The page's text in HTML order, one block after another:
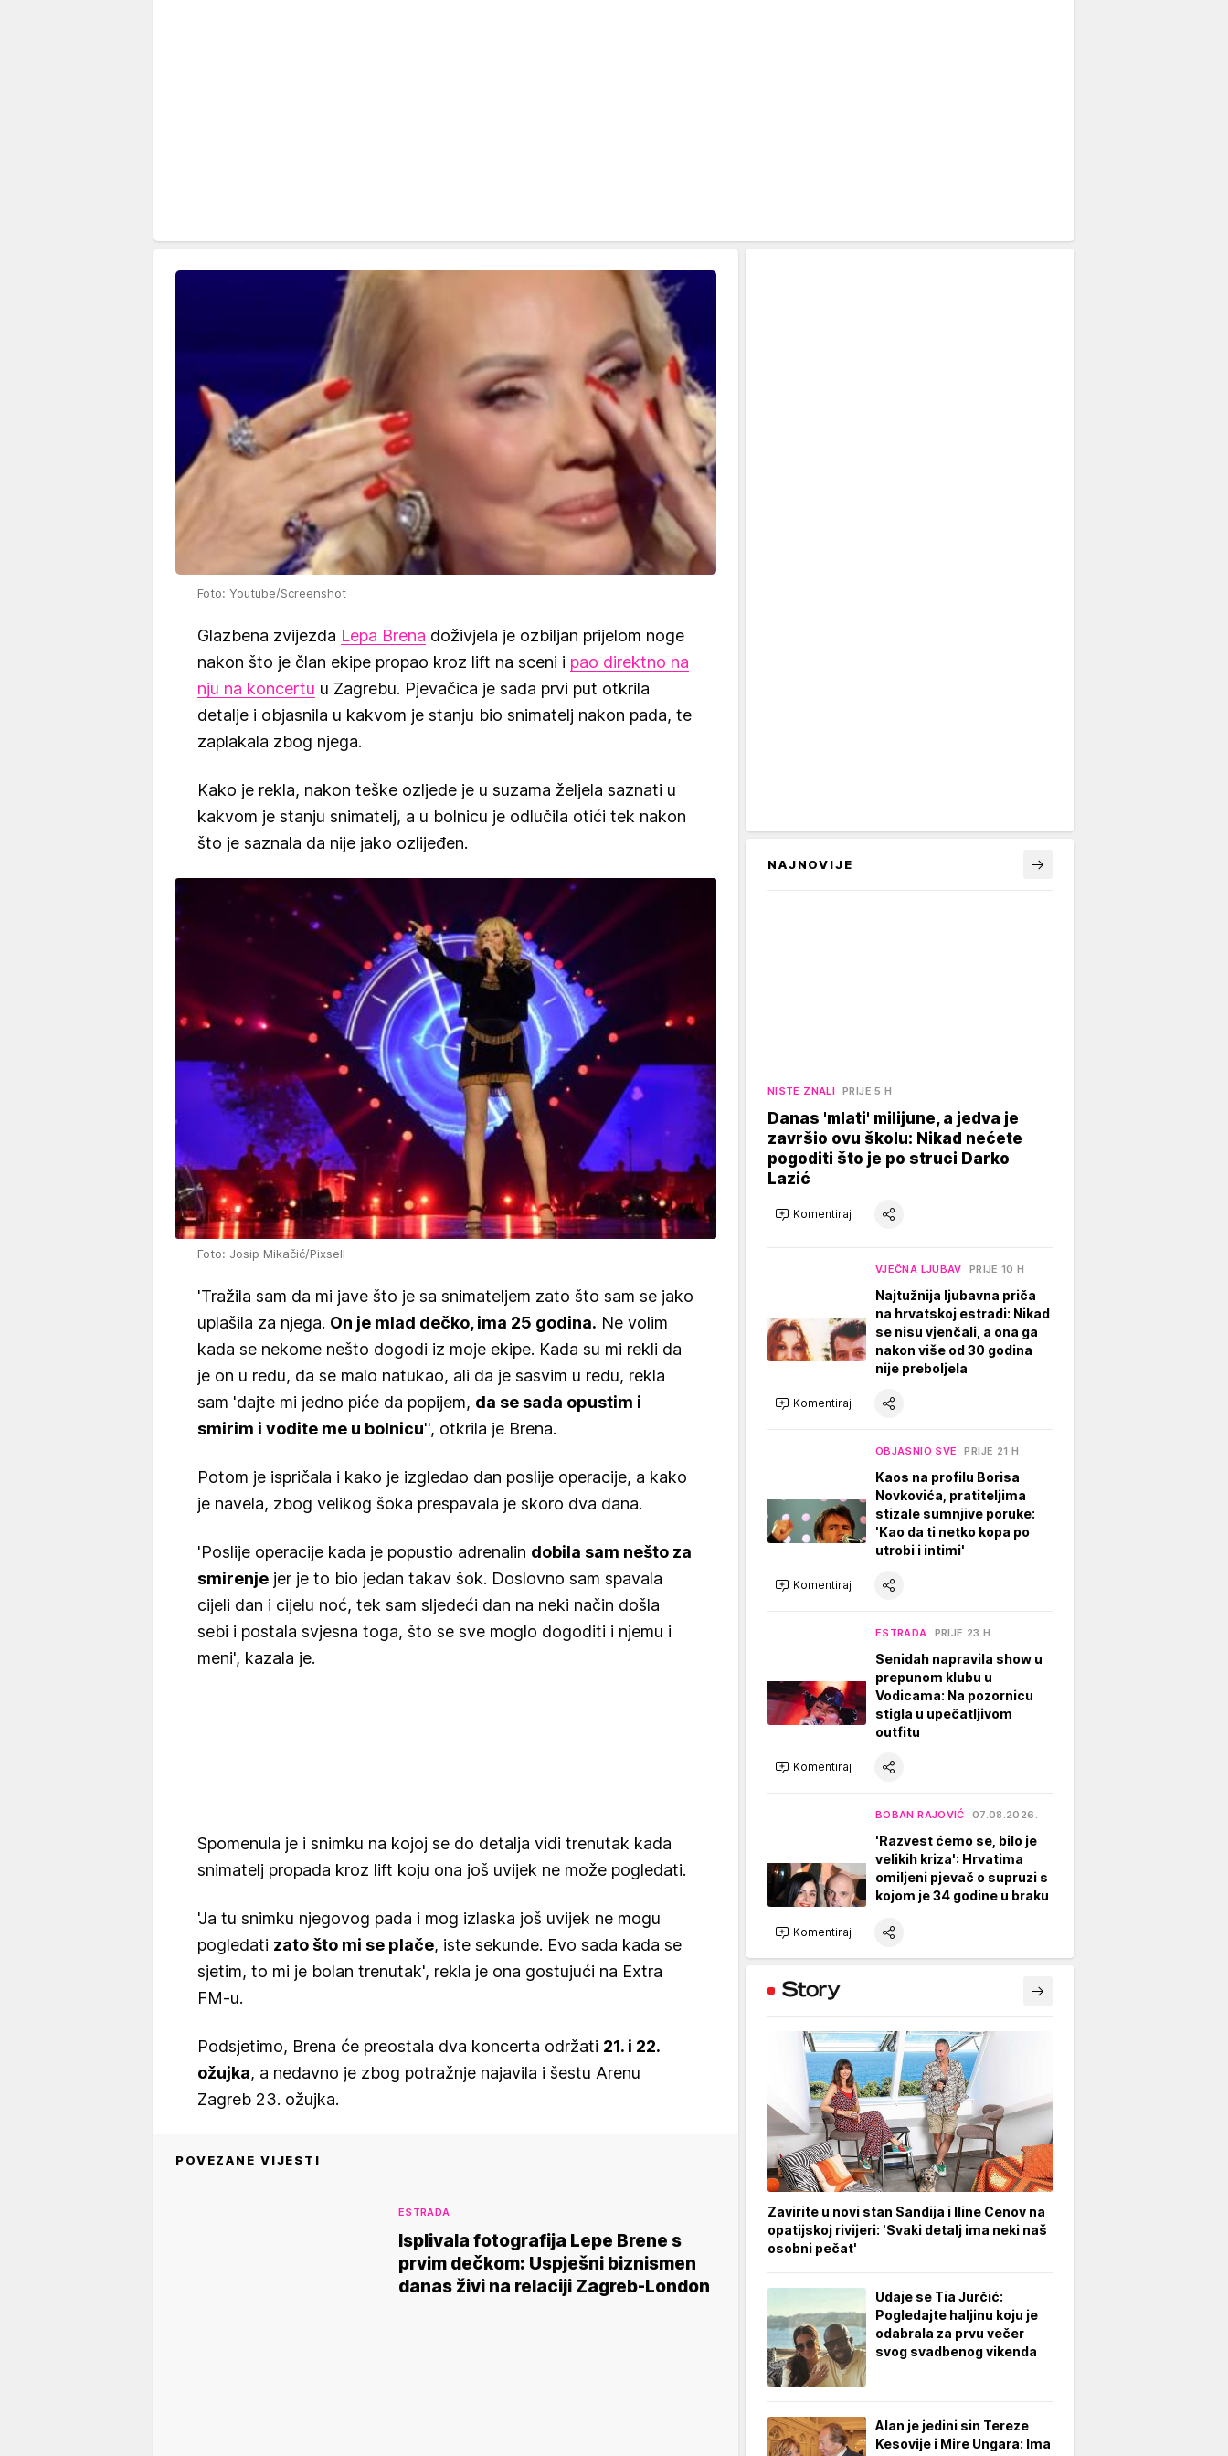
Foto: Youtube/Screenshot
Glazbena zvijezda Lepa Brena doživjela je ozbiljan prijelom noge
nakon što je član ekipe propao kroz lift na sceni i pao direktno na
nju na koncertu u Zagrebu. Pjevačica je sada prvi put otkrila
detalje i objasnila u kakvom je stanju bio snimatelj nakon pada, te
zaplakala zbog njega.
Kako je rekla, nakon teške ozljede je u suzama željela saznati u
kakvom je stanju snimatelj, a u bolnicu je odlučila otići tek nakon
što je saznala da nije jako ozlijeđen.
Foto: Josip Mikačić/Pixsell
'Tražila sam da mi jave što je sa snimateljem zato što sam se jako
uplašila za njega. On je mlad dečko, ima 25 godina. Ne volim
kada se nekome nešto dogodi iz moje ekipe. Kada su mi rekli da
je on u redu, da se malo natukao, ali da je sasvim u redu, rekla
sam 'dajte mi jedno piće da popijem, da se sada opustim i
smirim i vodite me u bolnicu'', otkrila je Brena.
Potom je ispričala i kako je izgledao dan poslije operacije, a kako
je navela, zbog velikog šoka prespavala je skoro dva dana.
'Poslije operacije kada je popustio adrenalin dobila sam nešto za
smirenje jer je to bio jedan takav šok. Doslovno sam spavala
cijeli dan i cijelu noć, tek sam sljedeći dan na neki način došla
sebi i postala svjesna toga, što se sve moglo dogoditi i njemu i
meni', kazala je.
Spomenula je i snimku na kojoj se do detalja vidi trenutak kada
snimatelj propada kroz lift koju ona još uvijek ne može pogledati.
'Ja tu snimku njegovog pada i mog izlaska još uvijek ne mogu
pogledati zato što mi se plače, iste sekunde. Evo sada kada se
sjetim, to mi je bolan trenutak', rekla je ona gostujući na Extra
FM-u.
Podsjetimo, Brena će preostala dva koncerta održati 21. i 22.
ožujka, a nedavno je zbog potražnje najavila i šestu Arenu
Zagreb 23. ožujka.
POVEZANE VIJESTI
ESTRADA
Isplivala fotografija Lepe Brene s
prvim dečkom: Uspješni biznismen
danas živi na relaciji Zagreb-London
NAJNOVIJE
NISTE ZNALI PRIJE 5 H
Danas 'mlati' milijune, a jedva je
završio ovu školu: Nikad nećete
pogoditi što je po struci Darko
Lazić
Komentiraj
VJEČNA LJUBAV PRIJE 10 H
Najtužnija ljubavna priča
na hrvatskoj estradi: Nikad
se nisu vjenčali, a ona ga
nakon više od 30 godina
nije preboljela
Komentiraj
OBJASNIO SVE PRIJE 21 H
Kaos na profilu Borisa
Novkovića, pratiteljima
stizale sumnjive poruke:
'Kao da ti netko kopa po
utrobi i intimi'
Komentiraj
ESTRADA PRIJE 23 H
Senidah napravila show u
prepunom klubu u
Vodicama: Na pozornicu
stigla u upečatljivom
outfitu
Komentiraj
BOBAN RAJOVIĆ 07.08.2026.
'Razvest ćemo se, bilo je
velikih kriza': Hrvatima
omiljeni pjevač o supruzi s
kojom je 34 godine u braku
Komentiraj
Zavirite u novi stan Sandija i Iline Cenov na
opatijskoj rivijeri: 'Svaki detalj ima neki naš
osobni pečat'
Udaje se Tia Jurčić:
Pogledajte haljinu koju je
odabrala za prvu večer
svog svadbenog vikenda
Alan je jedini sin Tereze
Kesovije i Mire Ungara: Ima